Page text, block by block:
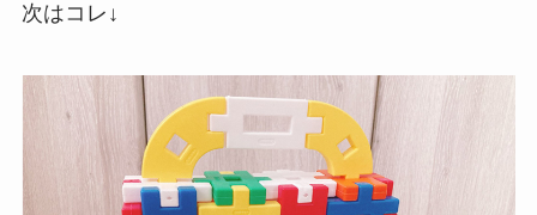
次はコレ↓